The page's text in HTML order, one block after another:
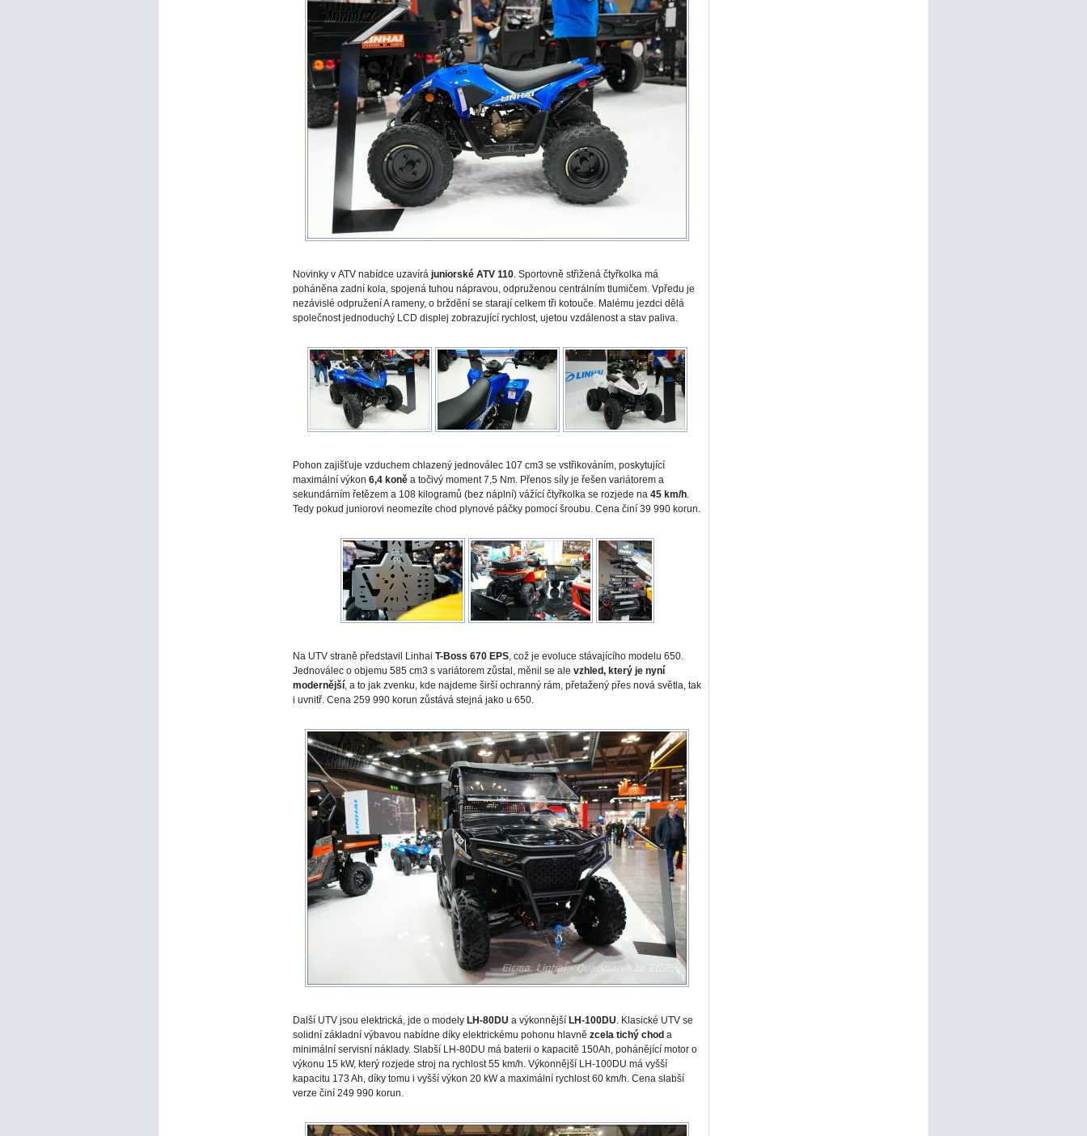
Novinky v ATV nabídce uzavírá juniorské ATV 110. Sportovně střižená čtyřkolka má
poháněna zadní kola, spojená tuhou nápravou, odpruženou centrálním tlumičem. Vpředu je
nezávislé odpružení A rameny, o brždění se starají celkem tři kotouče. Malému jezdci dělá
společnost jednoduchý LCD displej zobrazující rychlost, ujetou vzdálenost a stav paliva.
Pohon zajišťuje vzduchem chlazený jednoválec 107 cm3 se vstřikováním, poskytující
maximální výkon 6,4 koně a točivý moment 7,5 Nm. Přenos síly je řešen variátorem a
sekundárním řetězem a 108 kilogramů (bez náplní) vážící čtyřkolka se rozjede na 45 km/h.
Tedy pokud juniorovi neomezíte chod plynové páčky pomocí šroubu. Cena činí 39 990 korun.
Na UTV straně představil Linhai T-Boss 670 EPS, což je evoluce stávajícího modelu 650.
Jednoválec o objemu 585 cm3 s variátorem zůstal, měnil se ale vzhled, který je nyní
modernější, a to jak zvenku, kde najdeme širší ochranný rám, přetažený přes nová světla, tak
i uvnitř. Cena 259 990 korun zůstává stejná jako u 650.
Další UTV jsou elektrická, jde o modely LH-80DU a výkonnější LH-100DU. Klasické UTV se
solidní základní výbavou nabídne díky elektrickému pohonu hlavně zcela tichý chod a
minimální servisní náklady. Slabší LH-80DU má baterii o kapacitě 150Ah, pohánějící motor o
výkonu 15 kW, který rozjede stroj na rychlost 55 km/h. Výkonnější LH-100DU má vyšší
kapacitu 173 Ah, díky tomu i vyšší výkon 20 kW a maximální rychlost 60 km/h. Cena slabší
verze činí 249 990 korun.